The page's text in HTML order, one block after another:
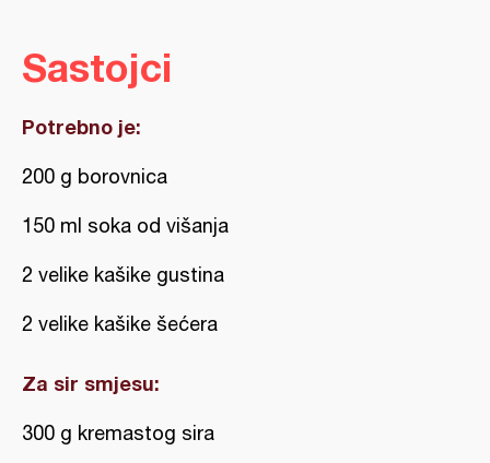
Sastojci
Potrebno je:
200 g borovnica
150 ml soka od višanja
2 velike kašike gustina
2 velike kašike šećera
Za sir smjesu:
300 g kremastog sira